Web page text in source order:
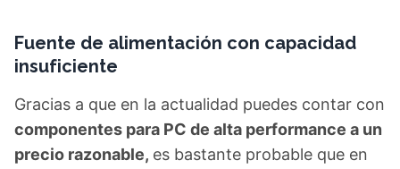
Fuente de alimentación con capacidad
insuficiente
Gracias a que en la actualidad puedes contar con
componentes para PC de alta performance a un
precio razonable, es bastante probable que en